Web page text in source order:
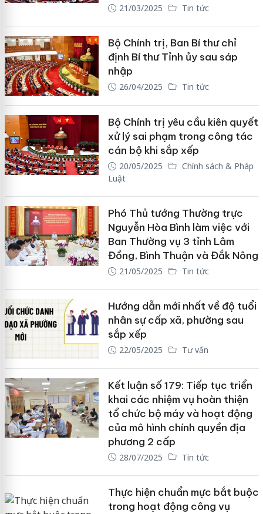
21/03/2025 Tin tức
Bộ Chính trị, Ban Bí thư chỉ
định Bí thư Tỉnh ủy sau sáp
nhập
26/04/2025 Tin tức
Bộ Chính trị yêu cầu kiên quyết
xử lý sai phạm trong công tác
cán bộ khi sắp xếp
20/05/2025
Chính sách & Pháp
Luật
Phó Thủ tướng Thường trực
Nguyễn Hòa Bình làm việc với
Ban Thường vụ 3 tỉnh Lâm
Đồng, Bình Thuận và Đắk Nông
21/05/2025 Tin tức
Hướng dẫn mới nhất về độ tuổi
nhân sự cấp xã, phường sau
sắp xếp
22/05/2025 Tư vấn
Kết luận số 179: Tiếp tục triển
khai các nhiệm vụ hoàn thiện
tổ chức bộ máy và hoạt động
của mô hình chính quyền địa
phương 2 cấp
28/07/2025 Tin tức
Thực hiện chuẩn mực bắt buộc
trong hoạt động công vụ